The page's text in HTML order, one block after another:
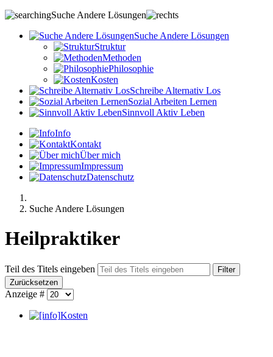
Suche Andere Lösungen
Suche Andere Lösungen
Struktur
Methoden
Philosophie
Kosten
Schreibe Alternativ Los
Sozial Arbeiten Lernen
Sinnvoll Aktiv Leben
Info
Kontakt
Über mich
Impressum
Datenschutz
Suche Andere Lösungen
Heilpraktiker
Teil des Titels eingeben
Filter
Zurücksetzen
Anzeige #
Kosten